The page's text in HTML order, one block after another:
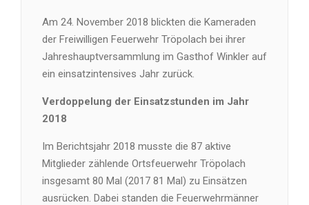
Am 24. November 2018 blickten die Kameraden
der Freiwilligen Feuerwehr Tröpolach bei ihrer
Jahreshauptversammlung im Gasthof Winkler auf
ein einsatzintensives Jahr zurück.
Verdoppelung der Einsatzstunden im Jahr
2018
Im Berichtsjahr 2018 musste die 87 aktive
Mitglieder zählende Ortsfeuerwehr Tröpolach
insgesamt 80 Mal (2017 81 Mal) zu Einsätzen
ausrücken. Dabei standen die Feuerwehrmänner